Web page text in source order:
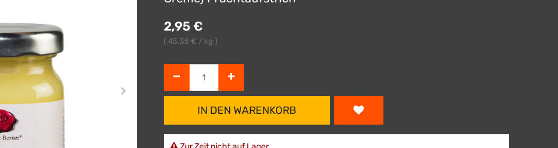
2,95 €
( 45,38 € / kg )
IN DEN WARENKORB